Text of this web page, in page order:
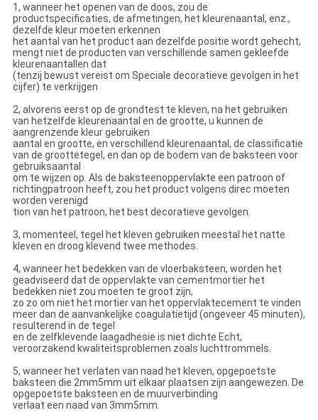
1, wanneer het openen van de doos, zou de
productspecificaties, de afmetingen, het kleurenaantal, enz.,
dezelfde kleur moeten erkennen
het aantal van het product aan dezelfde positie wordt gehecht,
mengt niet de producten van verschillende samen gekleefde
kleurenaantallen dat
(tenzij bewust vereist om Speciale decoratieve gevolgen in het
cijfer) te verkrijgen
2, alvorens eerst op de grondtest te kleven, na het gebruiken
van hetzelfde kleurenaantal en de grootte, u kunnen de
aangrenzende kleur gebruiken
aantal en grootte, en verschillend kleurenaantal, de classificatie
van de groottetegel, en dan op de bodem van de baksteen voor
gebruiksaantal
om te wijzen op. Als de baksteenoppervlakte een patroon of
richtingpatroon heeft, zou het product volgens direc moeten
worden verenigd
tion van het patroon, het best decoratieve gevolgen.
3, momenteel, tegel het kleven gebruiken meestal het natte
kleven en droog klevend twee methodes.
4, wanneer het bedekken van de vloerbaksteen, worden het
geadviseerd dat de oppervlakte van cementmortier het
bedekken niet zou moeten te groot zijn,
zo zo om niet het mortier van het oppervlaktecement te vinden
meer dan de aanvankelijke coagulatietijd (ongeveer 45 minuten),
resulterend in de tegel
en de zelfklevende laagadhesie is niet dichte Echt,
veroorzakend kwaliteitsproblemen zoals luchttrommels.
5, wanneer het verlaten van naad het kleven, opgepoetste
baksteen die 2mm5mm uit elkaar plaatsen zijn aangewezen. De
opgepoetste baksteen en de muurverbinding
verlaat een naad van 3mm5mm.